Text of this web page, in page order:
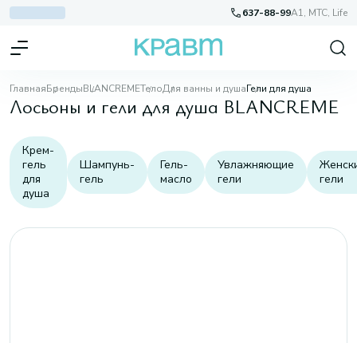
637-88-99A1, МТС, Life
ГлавнаяБрендыBLANCREMEТелоДля ванны и душаГели для душа
Лосьоны и гели для душа BLANCREME
Крем-
гель
для
душа
Шампунь-
гель
Гель-
масло
Увлажняющие
гели
гели